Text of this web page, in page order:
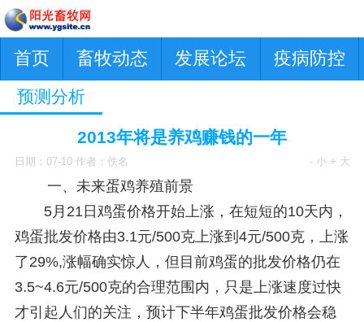
首页 畜牧动态 发展论坛 疫病防控
预测分析
2013年将是养鸡赚钱的一年
日期：07-10 作者：佚名 - 小 + 大
一、未来蛋鸡养殖前景
5月21日鸡蛋价格开始上涨，在短短的10天内，
鸡蛋批发价格由3.1元/500克上涨到4元/500克，上涨
了29%,涨幅确实惊人，但目前鸡蛋的批发价格仍在
3.5~4.6元/500克的合理范围内，只是上涨速度过快
才引起人们的关注，预计下半年鸡蛋批发价格会稳